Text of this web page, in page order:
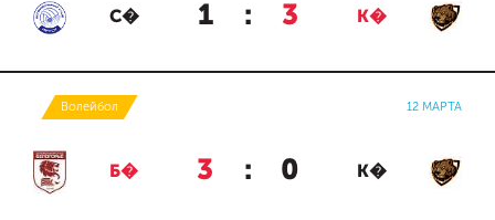
С� 1 : 3 К�
Волейбол 12 МАРТА
Б� 3 : 0 К�